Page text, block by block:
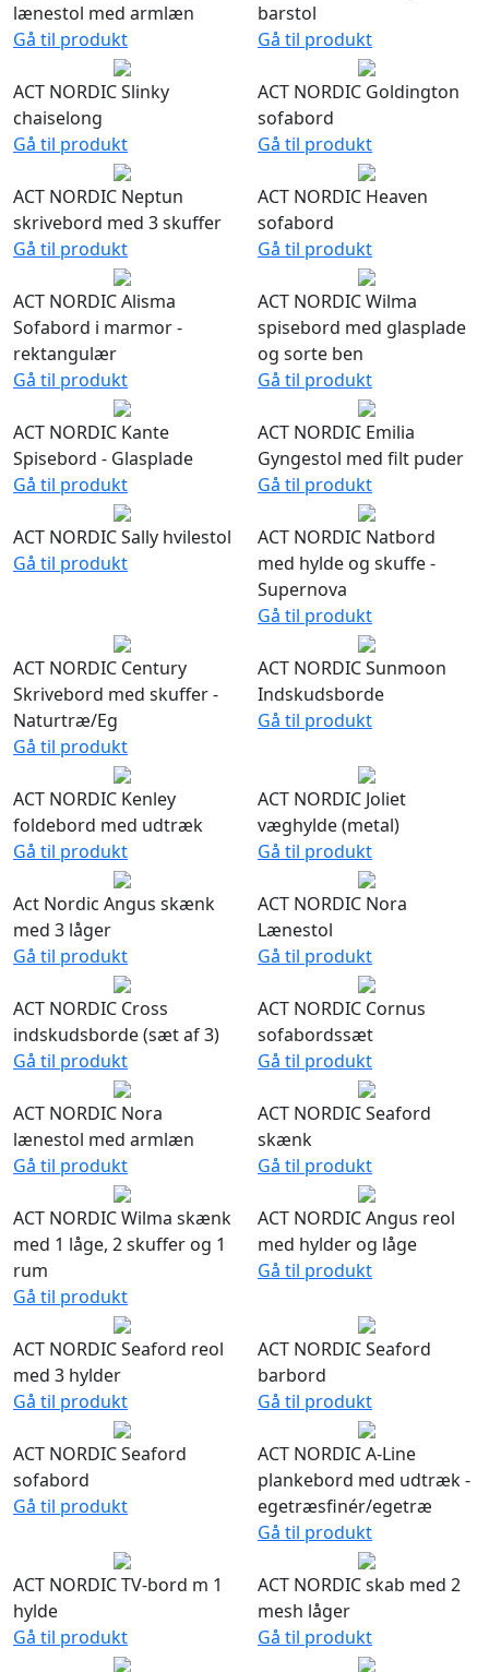
lænestol med armlæn
Gå til produkt
barstol
Gå til produkt
ACT NORDIC Slinky
chaiselong
Gå til produkt
ACT NORDIC Goldington
sofabord
Gå til produkt
ACT NORDIC Neptun
skrivebord med 3 skuffer
Gå til produkt
ACT NORDIC Heaven
sofabord
Gå til produkt
ACT NORDIC Alisma
Sofabord i marmor -
rektangulær
Gå til produkt
ACT NORDIC Wilma
spisebord med glasplade
og sorte ben
Gå til produkt
ACT NORDIC Kante
Spisebord - Glasplade
Gå til produkt
ACT NORDIC Emilia
Gyngestol med filt puder
Gå til produkt
ACT NORDIC Sally hvilestol
Gå til produkt
ACT NORDIC Natbord
med hylde og skuffe -
Supernova
Gå til produkt
ACT NORDIC Century
Skrivebord med skuffer -
Naturtræ/Eg
Gå til produkt
ACT NORDIC Sunmoon
Indskudsborde
Gå til produkt
ACT NORDIC Kenley
foldebord med udtræk
Gå til produkt
ACT NORDIC Joliet
væghylde (metal)
Gå til produkt
Act Nordic Angus skænk
med 3 låger
Gå til produkt
ACT NORDIC Nora
Lænestol
Gå til produkt
ACT NORDIC Cross
indskudsborde (sæt af 3)
Gå til produkt
ACT NORDIC Cornus
sofabordssæt
Gå til produkt
ACT NORDIC Nora
lænestol med armlæn
Gå til produkt
ACT NORDIC Seaford
skænk
Gå til produkt
ACT NORDIC Wilma skænk
med 1 låge, 2 skuffer og 1
rum
Gå til produkt
ACT NORDIC Angus reol
med hylder og låge
Gå til produkt
ACT NORDIC Seaford reol
med 3 hylder
Gå til produkt
ACT NORDIC Seaford
barbord
Gå til produkt
ACT NORDIC Seaford
sofabord
Gå til produkt
ACT NORDIC A-Line
plankebord med udtræk -
egetræsfinér/egetræ
Gå til produkt
ACT NORDIC TV-bord m 1
hylde
Gå til produkt
ACT NORDIC skab med 2
mesh låger
Gå til produkt